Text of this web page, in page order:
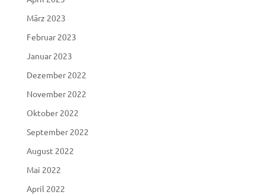
März 2023
Februar 2023
Januar 2023
Dezember 2022
November 2022
Oktober 2022
September 2022
August 2022
Mai 2022
April 2022